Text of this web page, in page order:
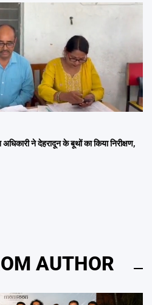
ने देहरादून के बूथों का किया निरीक्षण,
AUTHOR